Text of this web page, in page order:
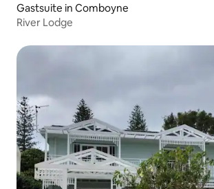
Gastsuite in Comboyne
River Lodge